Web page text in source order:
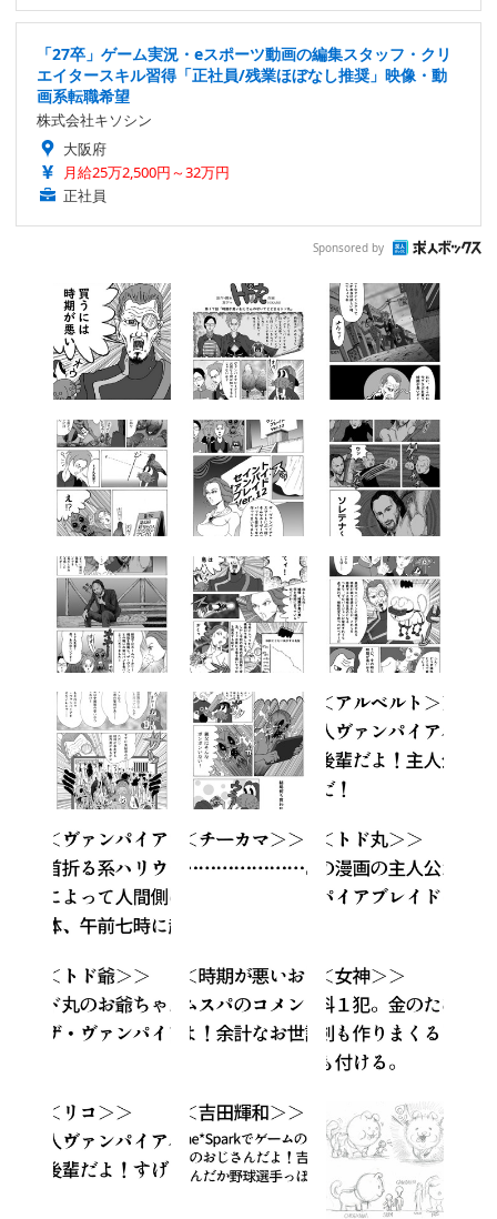
「27卒」ゲーム実況・eスポーツ動画の編集スタッフ・クリ
エイタースキル習得「正社員/残業ほぼなし推奨」映像・動
画系転職希望
株式会社キソシン
大阪府
月給25万2,500円～32万円
正社員
Sponsored by